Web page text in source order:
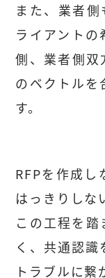
また、業者
ライアントの
側、業者側双
のベクトルを
す。
RFPを作成し
はっきりしな
この工程を
く、共通認識
トラブルに繋